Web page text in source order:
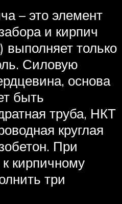
– это элемент
и кирпич
выполняет только
Силовую
основа
быть
труба, НКТ
круглая
При
кирпичному
три